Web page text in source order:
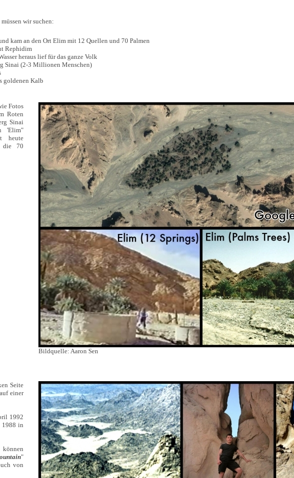
wir suchen:
kam an den Ort Elim mit 12 Quellen und 70 Palmen
Rephidim
heraus lief für das ganze Volk
Sinai (2-3 Millionen Menschen)
goldenen Kalb
Bildquelle: Aaron Sen
Fotos
Roten
Sinai
'Elim"
heute
die 70
Seite
einer
1992
1988 in
können
"
von